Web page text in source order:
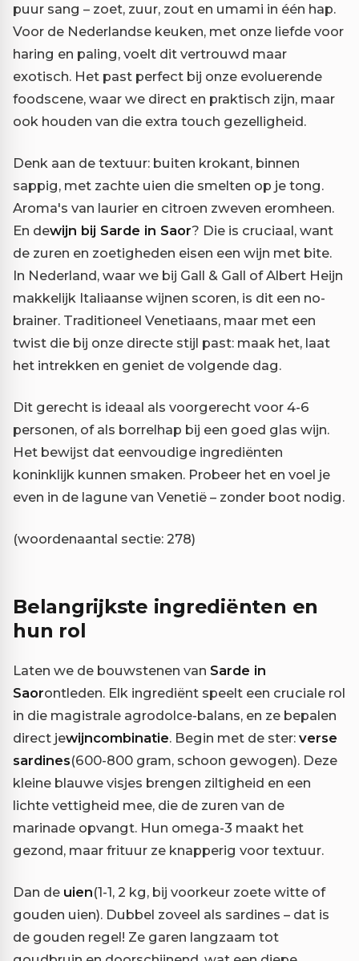
puur sang – zoet, zuur, zout en umami in één hap.
Voor de Nederlandse keuken, met onze liefde voor
haring en paling, voelt dit vertrouwd maar
exotisch. Het past perfect bij onze evoluerende
foodscene, waar we direct en praktisch zijn, maar
ook houden van die extra touch gezelligheid.
Denk aan de textuur: buiten krokant, binnen
sappig, met zachte uien die smelten op je tong.
Aroma's van laurier en citroen zweven eromheen.
En dewijn bij Sarde in Saor? Die is cruciaal, want
de zuren en zoetigheden eisen een wijn met bite.
In Nederland, waar we bij Gall & Gall of Albert Heijn
makkelijk Italiaanse wijnen scoren, is dit een no-
brainer. Traditioneel Venetiaans, maar met een
twist die bij onze directe stijl past: maak het, laat
het intrekken en geniet de volgende dag.
Dit gerecht is ideaal als voorgerecht voor 4-6
personen, of als borrelhap bij een goed glas wijn.
Het bewijst dat eenvoudige ingrediënten
koninklijk kunnen smaken. Probeer het en voel je
even in de lagune van Venetië – zonder boot nodig.
(woordenaantal sectie: 278)
Belangrijkste ingrediënten en
hun rol
Laten we de bouwstenen van Sarde in
Saorontleden. Elk ingrediënt speelt een cruciale rol
in die magistrale agrodolce-balans, en ze bepalen
direct jewijncombinatie. Begin met de ster: verse
sardines(600-800 gram, schoon gewogen). Deze
kleine blauwe visjes brengen ziltigheid en een
lichte vettigheid mee, die de zuren van de
marinade opvangt. Hun omega-3 maakt het
gezond, maar frituur ze knapperig voor textuur.
Dan de uien(1-1, 2 kg, bij voorkeur zoete witte of
gouden uien). Dubbel zoveel als sardines – dat is
de gouden regel! Ze garen langzaam tot